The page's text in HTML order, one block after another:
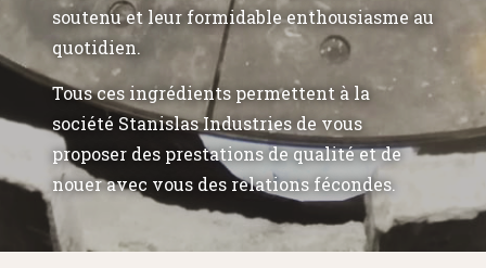
soutenu et leur formidable enthousiasme au
quotidien.
Tous ces ingrédients permettent à la
société Stanislas Industries de vous
proposer des prestations de qualité et de
nouer avec vous des relations fécondes.